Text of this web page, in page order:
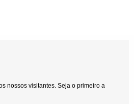
nossos visitantes. Seja o primeiro a